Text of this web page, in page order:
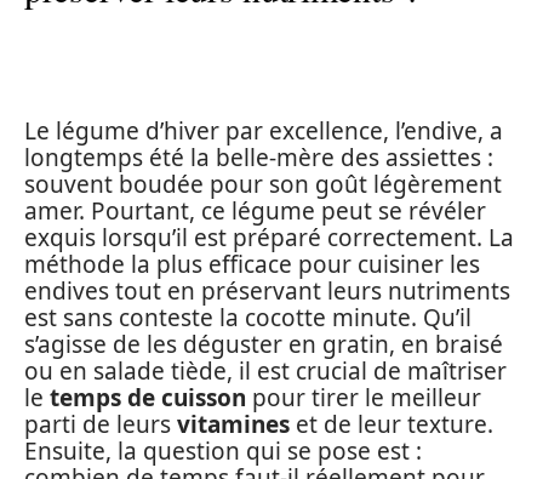
Le légume d’hiver par excellence, l’endive, a
longtemps été la belle-mère des assiettes :
souvent boudée pour son goût légèrement
amer. Pourtant, ce légume peut se révéler
exquis lorsqu’il est préparé correctement. La
méthode la plus efficace pour cuisiner les
endives tout en préservant leurs nutriments
est sans conteste la cocotte minute. Qu’il
s’agisse de les déguster en gratin, en braisé
ou en salade tiède, il est crucial de maîtriser
le temps de cuisson pour tirer le meilleur
parti de leursvitamines et de leur texture.
Ensuite, la question qui se pose est :